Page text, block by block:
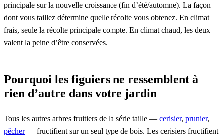
principale sur la nouvelle croissance (fin d’été/automne). La façon
dont vous taillez détermine quelle récolte vous obtenez. En climat
frais, seule la récolte principale compte. En climat chaud, les deux
valent la peine d’être conservées.
Pourquoi les figuiers ne ressemblent à
rien d’autre dans votre jardin
Tous les autres arbres fruitiers de la série taille — cerisier, prunier,
pêcher— fructifient sur un seul type de bois. Les cerisiers fructifient